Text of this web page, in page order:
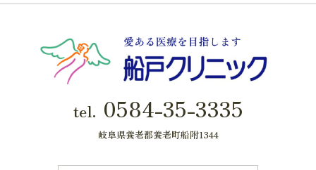
tel. 0584-35-3335
岐阜県養老郡養老町船附1344